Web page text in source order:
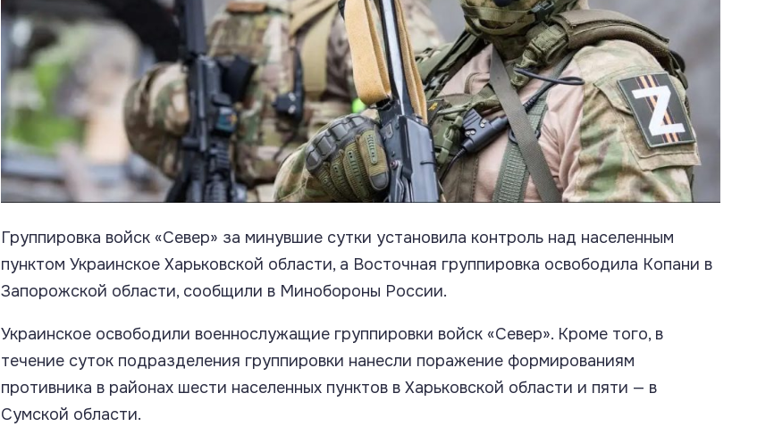
Группировка войск «Север» за минувшие сутки установила контроль над населенным
пунктом Украинское Харьковской области, а Восточная группировка освободила Копани в
Запорожской области, сообщили в Минобороны России.
Украинское освободили военнослужащие группировки войск «Север». Кроме того, в
течение суток подразделения группировки нанесли поражение формированиям
противника в районах шести населенных пунктов в Харьковской области и пяти — в
Сумской области.